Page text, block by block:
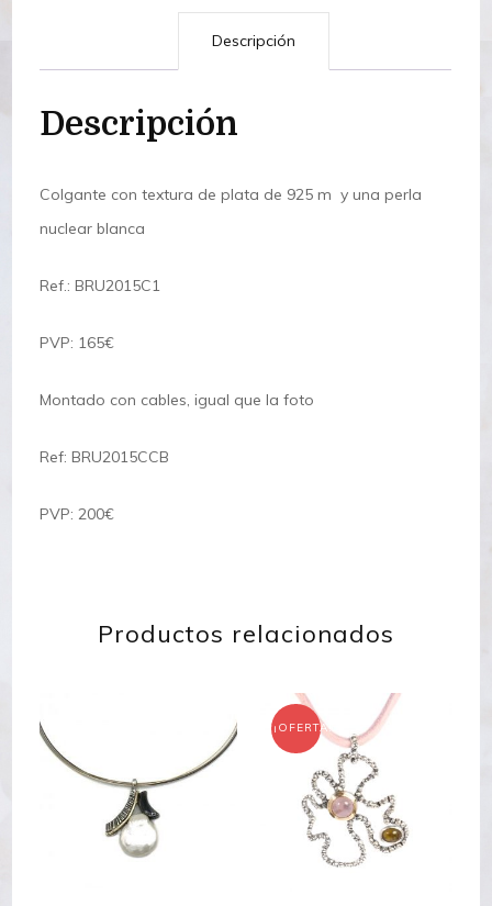
Descripción
Descripción
Colgante con textura de plata de 925 m y una perla
nuclear blanca
Ref.: BRU2015C1
PVP: 165€
Montado con cables, igual que la foto
Ref: BRU2015CCB
PVP: 200€
Productos relacionados
¡OFERTA!